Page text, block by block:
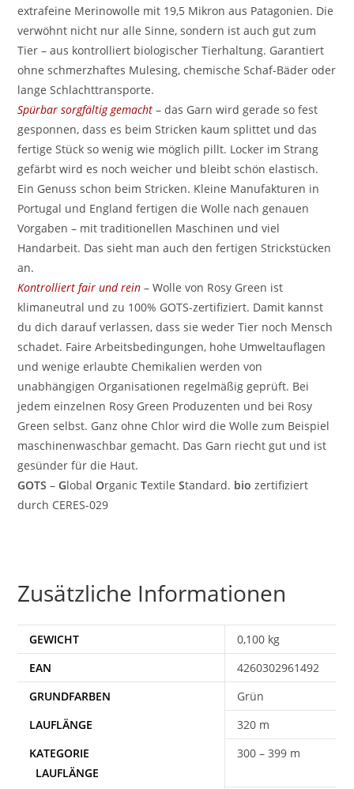
extrafeine Merinowolle mit 19,5 Mikron aus Patagonien. Die
verwöhnt nicht nur alle Sinne, sondern ist auch gut zum
Tier – aus kontrolliert biologischer Tierhaltung. Garantiert
ohne schmerzhaftes Mulesing, chemische Schaf-Bäder oder
lange Schlachttransporte.
Spürbar sorgfältig gemacht – das Garn wird gerade so fest
gesponnen, dass es beim Stricken kaum splittet und das
fertige Stück so wenig wie möglich pillt. Locker im Strang
gefärbt wird es noch weicher und bleibt schön elastisch.
Ein Genuss schon beim Stricken. Kleine Manufakturen in
Portugal und England fertigen die Wolle nach genauen
Vorgaben – mit traditionellen Maschinen und viel
Handarbeit. Das sieht man auch den fertigen Strickstücken
an.
Kontrolliert fair und rein – Wolle von Rosy Green ist
klimaneutral und zu 100% GOTS-zertifiziert. Damit kannst
du dich darauf verlassen, dass sie weder Tier noch Mensch
schadet. Faire Arbeitsbedingungen, hohe Umweltauflagen
und wenige erlaubte Chemikalien werden von
unabhängigen Organisationen regelmäßig geprüft. Bei
jedem einzelnen Rosy Green Produzenten und bei Rosy
Green selbst. Ganz ohne Chlor wird die Wolle zum Beispiel
maschinenwaschbar gemacht. Das Garn riecht gut und ist
gesünder für die Haut.
GOTS –GlobalOrganicTextileStandard. bio zertifiziert
durch CERES-029
Zusätzliche Informationen
GEWICHT
0,100 kg
EAN
4260302961492
Grün
320 m
300 – 399 m